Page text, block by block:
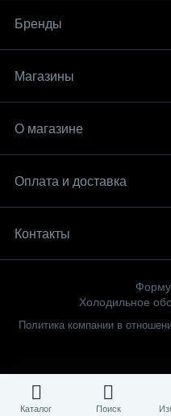
Каталог Поиск
Бренды
Магазины
О магазине
Оплата и доставка
Контакты
Холодильное
Политика компании в